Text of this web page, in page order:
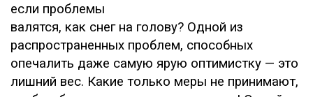
если проблемы
валятся, как снег на голову? Одной из
распространенных проблем, способных
опечалить даже самую ярую оптимистку — это
лишний вес. Какие только меры не принимают,